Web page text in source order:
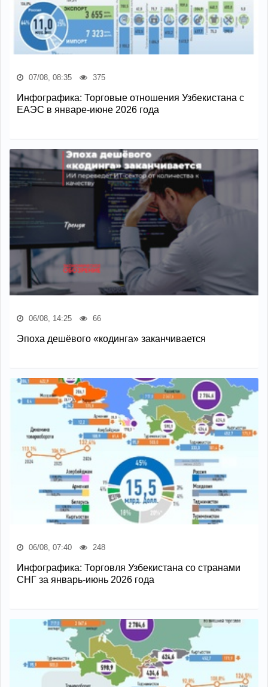
07/08, 08:35 375
Инфографика: Торговые отношения Узбекистана с
ЕАЭС в январе-июне 2026 года
06/08, 14:25 66
Эпоха дешёвого «кодинга» заканчивается
06/08, 07:40 248
Инфографика: Торговля Узбекистана со странами
СНГ за январь-июнь 2026 года